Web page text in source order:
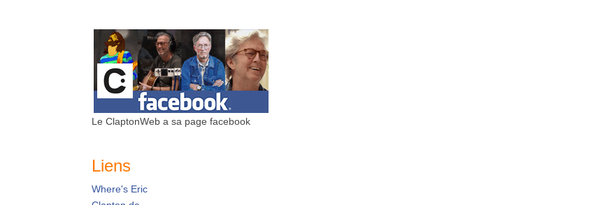
Le ClaptonWeb a sa page facebook
Liens
Where's Eric